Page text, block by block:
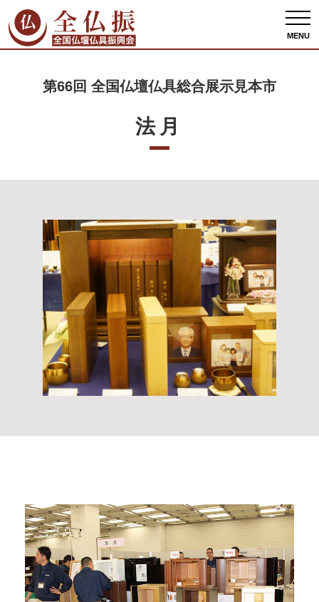
MENU
全仏振ホーム 出展者情報 第66回 全国仏壇仏具総合展示見本市
第66回 全国仏壇仏具総合展示見本市
法月